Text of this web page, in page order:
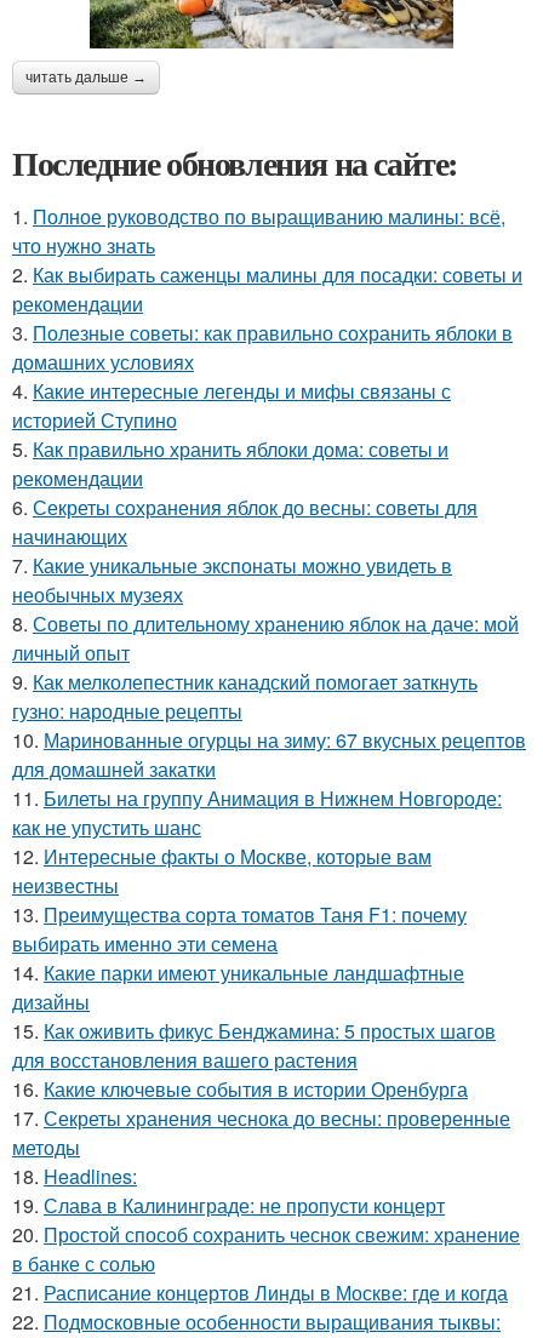
читать дальше →
Последние обновления на сайте:
1. Полное руководство по выращиванию малины: всё,
что нужно знать
2. Как выбирать саженцы малины для посадки: советы и
рекомендации
3. Полезные советы: как правильно сохранить яблоки в
домашних условиях
4. Какие интересные легенды и мифы связаны с
историей Ступино
5. Как правильно хранить яблоки дома: советы и
рекомендации
6. Секреты сохранения яблок до весны: советы для
начинающих
7. Какие уникальные экспонаты можно увидеть в
необычных музеях
8. Советы по длительному хранению яблок на даче: мой
личный опыт
9. Как мелколепестник канадский помогает заткнуть
гузно: народные рецепты
10. Маринованные огурцы на зиму: 67 вкусных рецептов
для домашней закатки
11. Билеты на группу Анимация в Нижнем Новгороде:
как не упустить шанс
12. Интересные факты о Москве, которые вам
неизвестны
13. Преимущества сорта томатов Таня F1: почему
выбирать именно эти семена
14. Какие парки имеют уникальные ландшафтные
дизайны
15. Как оживить фикус Бенджамина: 5 простых шагов
для восстановления вашего растения
16. Какие ключевые события в истории Оренбурга
17. Секреты хранения чеснока до весны: проверенные
методы
18. Headlines:
19. Слава в Калининграде: не пропусти концерт
20. Простой способ сохранить чеснок свежим: хранение
в банке с солью
21. Расписание концертов Линды в Москве: где и когда
22. Подмосковные особенности выращивания тыквы: